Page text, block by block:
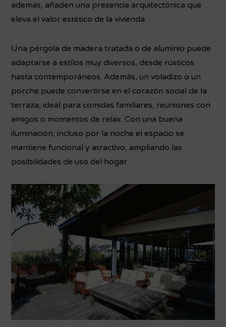
además, añaden una presencia arquitectónica que
eleva el valor estético de la vivienda.
Una pérgola de madera tratada o de aluminio puede
adaptarse a estilos muy diversos, desde rústicos
hasta contemporáneos. Además, un voladizo o un
porche puede convertirse en el corazón social de la
terraza, ideal para comidas familiares, reuniones con
amigos o momentos de relax. Con una buena
iluminación, incluso por la noche el espacio se
mantiene funcional y atractivo, ampliando las
posibilidades de uso del hogar.